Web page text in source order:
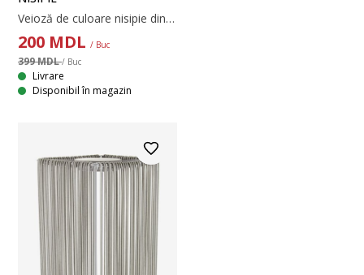
Veioză de culoare nisipie din oțel și plastic pentru utilizare și în exterior. Această veioză are 2 niveluri de luminozitate, control tactil și funcție de temporizator. Folosește-o ca lumină suplimentară pe masa din grădină sau pe masa de terasă. Necesită 4 baterii AA (neincluse). Ø11x25 cm
200 MDL / Buc
399 MDL/ Buc
Livrare
Disponibil în magazin